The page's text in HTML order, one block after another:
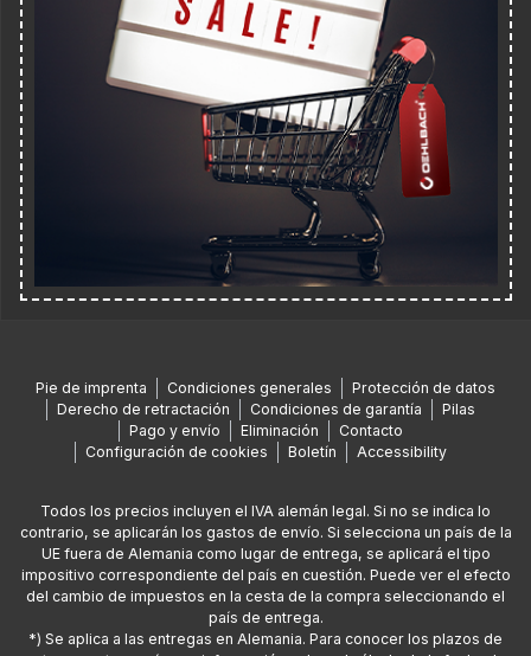
Pie de imprenta Condiciones generales
Protección de datos
Derecho de retractación
Condiciones de garantía
Pilas
Pago y envío
Eliminación
Contacto
Configuración de cookies
Boletín Accessibility
Todos los precios incluyen el IVA alemán legal. Si no se indica lo
contrario, se aplicarán los gastos de envío. Si selecciona un país de la
UE fuera de Alemania como lugar de entrega, se aplicará el tipo
impositivo correspondiente del país en cuestión. Puede ver el efecto
del cambio de impuestos en la cesta de la compra seleccionando el
país de entrega.
*) Se aplica a las entregas en Alemania. Para conocer los plazos de